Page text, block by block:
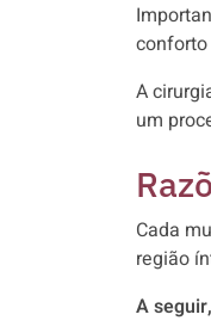
A
um
Cada
região
A